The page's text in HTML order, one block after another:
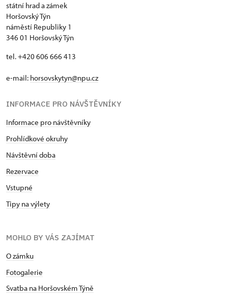
státní hrad a zámek
Horšovský Týn
náměstí Republiky 1
346 01 Horšovský Týn
tel. +420 606 666 413
e-mail: horsovskytyn@npu.cz
INFORMACE PRO NÁVŠTĚVNÍKY
Informace pro návštěvníky
Prohlídkové okruhy
Návštěvní doba
Rezervace
Vstupné
Tipy na výlety
MOHLO BY VÁS ZAJÍMAT
O zámku
Fotogalerie
Svatba na Horšovském Týně